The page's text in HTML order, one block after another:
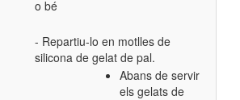
o bé
- Repartiu-lo en motlles de
silicona de gelat de pal.
Abans de servir
els gelats de